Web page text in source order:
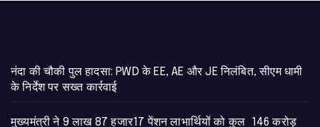
नंदा की चौकी पुल हादसा: PWD के EE, AE और JE निलंबित, सीएम धामी
के निर्देश पर सख्त कार्रवाई
मुख्यमंत्री ने 9 लाख 87 हजार17 पेंशन लाभार्थियों को कुल 146 करोड़